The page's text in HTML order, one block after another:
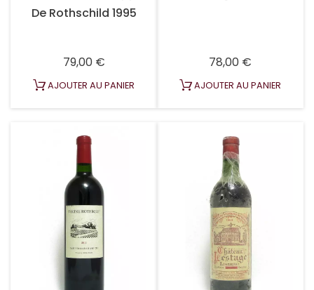
De Rothschild 1995
79,00 €Prix
AJOUTER AU PANIER
78,00 €
AJOUTER AU PANIER